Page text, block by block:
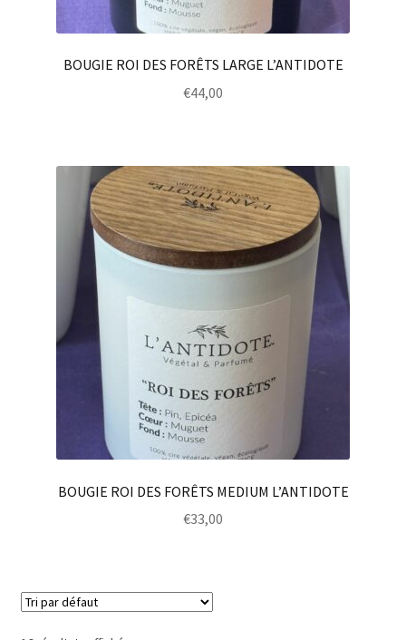
BOUGIE ROI DES FORÊTS LARGE L’ANTIDOTE
€44,00
BOUGIE ROI DES FORÊTS MEDIUM L’ANTIDOTE
€33,00